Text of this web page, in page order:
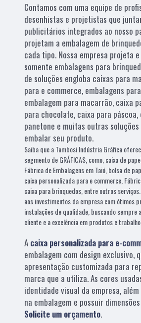
Contamos com uma equipe de
desenhistas e projetistas que
publicitários integrados ao nosso
projetam a embalagem de
cada tipo. Nossa empresa projeta
somente embalagens para
de soluções engloba caixas para
para e commerce, embalagens
embalagem para macarrão, caixa
para chocolate, caixa para páscoa,
panetone e muitas outras
embalar seu produto.
Saiba que a Tambosi Indústria Gráfica
segmento de GRÁFICAS, como, caixa de
Fábrica de Embalagens em Taió, bolsa de
caixa personalizada para e commerce,
caixa para brinquedos, entre outros
aos investimentos da empresa com ótimos
instalações de qualidade, buscando sempre
cliente e a excelência em produtos e
A caixa personalizada para e-
embalagem com design exclusivo,
apresentação customizada para
marca que a utiliza. As cores
identidade visual da empresa,
na embalagem e possuir
Solicite um orçamento.